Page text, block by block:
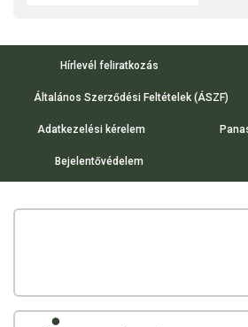
Hírlevél feliratkozás
Általános Szerződési Feltételek (ÁSZF)
Adatkezelési kérelem
Bejelentővédelem